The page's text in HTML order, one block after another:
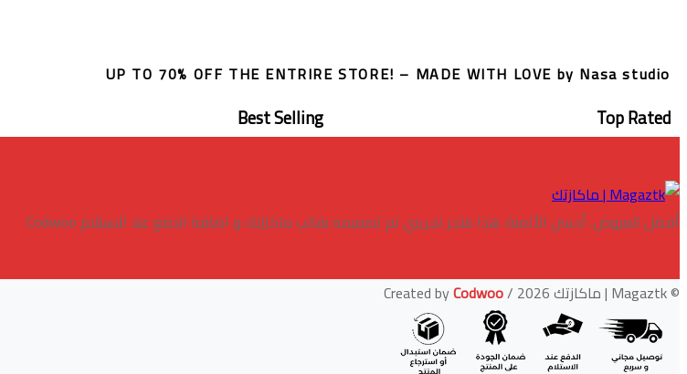
UP TO 70% OFF THE ENTRIRE STORE! – MADE WITH LOVE by Nasa studio
Top Rated
Best Selling
أفضل العروض. أحسن الأثمنة. هذا متجر تجريبي تم تصميمه بقالب ماكازتك و اضافة الدفع عند الاستلام Codwoo
© Magaztk | ماكازتك 2026 / Created by Codwoo